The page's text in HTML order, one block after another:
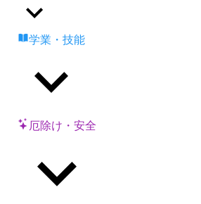
学業・技能
厄除け・安全